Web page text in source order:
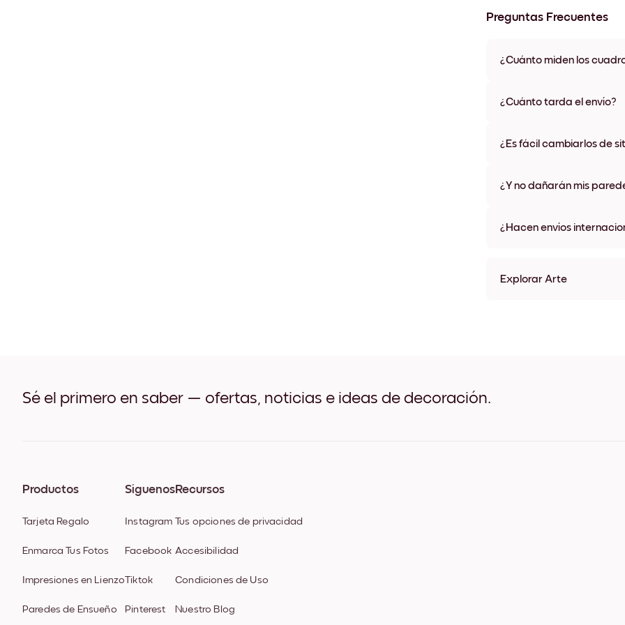
Preguntas Frecuentes
¿Cuánto miden los
materiales y colores de
¿Cuánto tarda el envío?
algunos países. Te
¿Es fácil cambiarlos de
¿Y no dañarán mis
¿Hacen envíos
Explorar Arte
Sé el primero en saber — ofertas, noticias e ideas de decoración.
Productos
Tarjeta Regalo
Enmarca Tus Fotos
Impresiones en Lienzo
Paredes de Ensueño
Síguenos
Instagram
Facebook
Tiktok
Pinterest
Recursos
Tus opciones de privacidad
Accesibilidad
Condiciones de Uso
Nuestro Blog